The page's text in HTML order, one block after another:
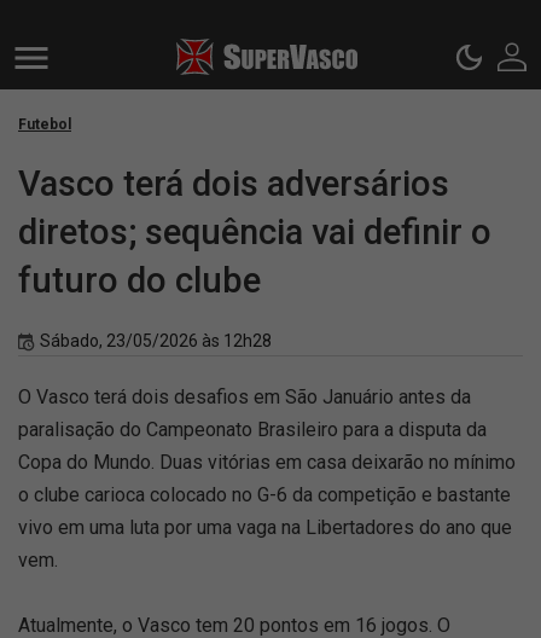
Futebol
Vasco terá dois adversários
diretos; sequência vai definir o
futuro do clube
Sábado, 23/05/2026 às 12h28
O Vasco terá dois desafios em São Januário antes da
paralisação do Campeonato Brasileiro para a disputa da
Copa do Mundo. Duas vitórias em casa deixarão no mínimo
o clube carioca colocado no G-6 da competição e bastante
vivo em uma luta por uma vaga na Libertadores do ano que
vem.
Atualmente, o Vasco tem 20 pontos em 16 jogos. O